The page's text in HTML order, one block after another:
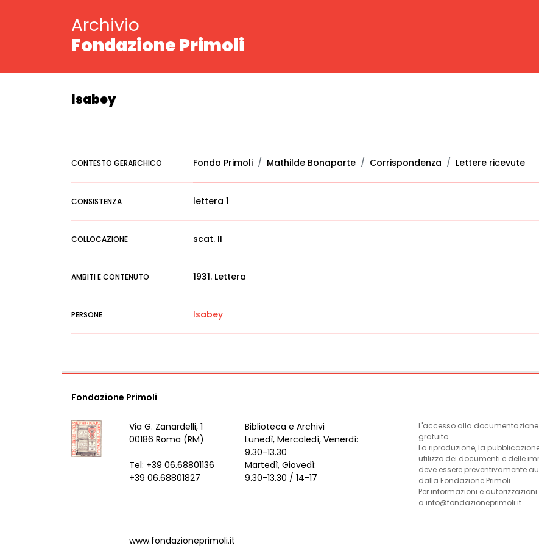
Archivio
Fondazione Primoli
Isabey
CONTESTO GERARCHICO Fondo Primoli Mathilde Bonaparte Corrispondenza Lettere ricevute
CONSISTENZA lettera 1
COLLOCAZIONE scat. II
AMBITI E CONTENUTO 1931. Lettera
PERSONE Isabey
Fondazione Primoli
Via G. Zanardelli, 1
00186 Roma (RM)
Tel: +39 06.68801136
+39 06.68801827
Biblioteca e Archivi
Lunedì, Mercoledì, Venerdì:
9.30-13.30
Martedì, Giovedì:
9.30-13.30 / 14-17
L'accesso alla documentazione
gratuito.
La riproduzione, la
utilizzo dei documenti e delle
deve essere preventivamente
dalla Fondazione Primoli.
Per informazioni e
a info@fondazioneprimoli.it
www.fondazioneprimoli.it